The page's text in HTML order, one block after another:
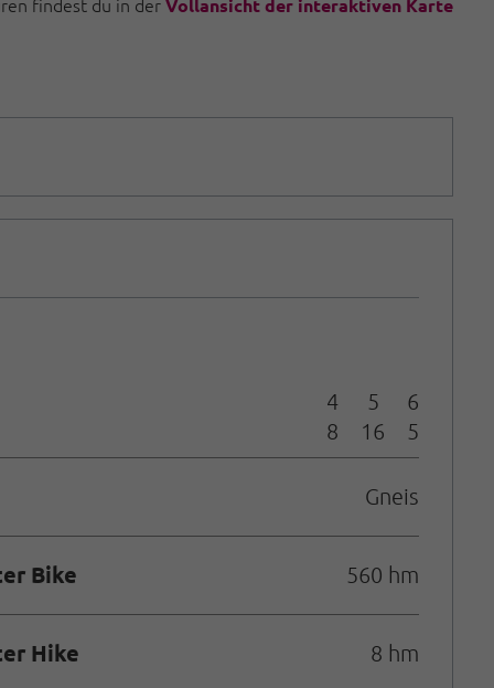
4
8
5
16
6
5
Gneis
Bike 560 hm
Hike 8 hm